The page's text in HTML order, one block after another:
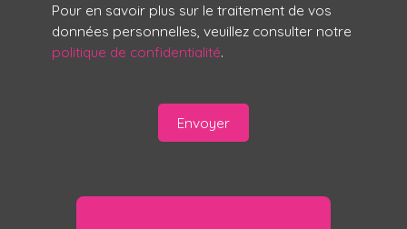
Pour en savoir plus sur le traitement de vos
données personnelles, veuillez consulter notre
politique de confidentialité.
Envoyer